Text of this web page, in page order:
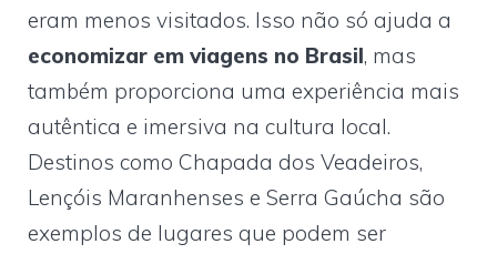
eram menos visitados. Isso não só ajuda a
economizar em viagens no Brasil, mas
também proporciona uma experiência mais
autêntica e imersiva na cultura local.
Destinos como Chapada dos Veadeiros,
Lençóis Maranhenses e Serra Gaúcha são
exemplos de lugares que podem ser